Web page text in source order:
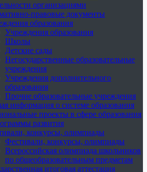
организациями
правовые документы
образования
Учреждения образования
Школы
Детские сады
Негосударственные образовательные
учреждения
Учреждения дополнительного
образования
Прочие образовательные учреждения
информация о системе образования
проекты в сфере образования
развития
конкурсы, олимпиады
Фестивали, конкурсы, олимпиады
Всероссийская олимпиада школьников
по общеобразовательным предметам
итоговая аттестация